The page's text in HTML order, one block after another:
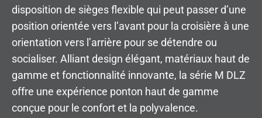
disposition de sièges flexible qui peut passer d’une
position orientée vers l’avant pour la croisière à une
orientation vers l’arrière pour se détendre ou
socialiser. Alliant design élégant, matériaux haut de
gamme et fonctionnalité innovante, la série M DLZ
offre une expérience ponton haut de gamme
conçue pour le confort et la polyvalence.